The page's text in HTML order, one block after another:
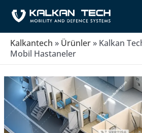
atla
Kalkantech » Ürünler» Kalkan
Mobil Hastaneler